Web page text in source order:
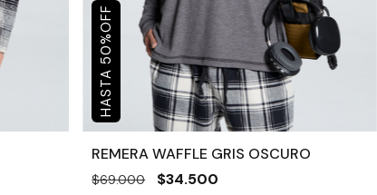
50
%
OFF
REMERA WAFFLE GRIS OSCURO
$69.000 $34.500